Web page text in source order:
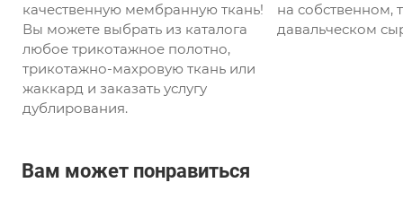
качественную мембранную ткань!
Вы можете выбрать из каталога
любое трикотажное полотно,
трикотажно-махровую ткань или
жаккард и заказать услугу
дублирования.
на собственном,
давальческом
Вам может понравиться